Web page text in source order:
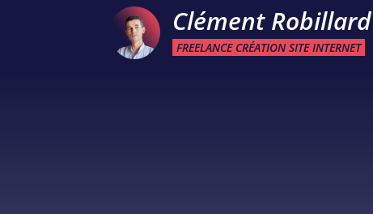
Clément Robillard
FREELANCE CRÉATION SITE INTERNET